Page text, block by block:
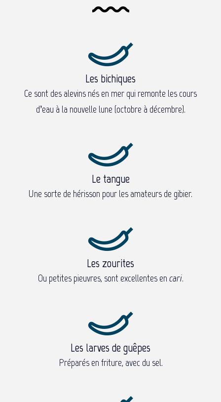
Les bichiques
Ce sont des alevins nés en mer qui remonte les cours
d’eau à la nouvelle lune (octobre à décembre).
Le tangue
Une sorte de hérisson pour les amateurs de gibier.
Les zourites
Ou petites pieuvres, sont excellentes en cari.
Les larves de guêpes
Préparés en friture, avec du sel.